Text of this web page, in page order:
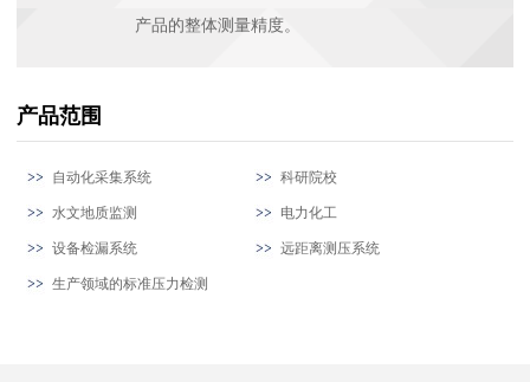
产品的整体测量精度。
产品范围
自动化采集系统 科研院校
水文地质监测 电力化工
设备检漏系统 远距离测压系统
生产领域的标准压力检测